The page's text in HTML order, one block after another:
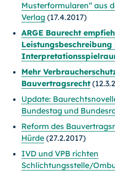
Musterformularen“ aus
Verlag (17.4.2017)
ARGE Baurecht
Mehr
Bauvertragsrecht
Update:
Bundestag und
Reform des
Hürde (27.2.2017)
IVD und VPB richten
Schlichtungsstelle/